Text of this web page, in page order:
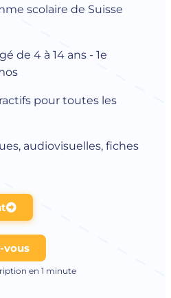
scolaire de Suisse
de 4 à 14 ans - 1e
pour toutes les
audiovisuelles, fiches
vous
en 1 minute